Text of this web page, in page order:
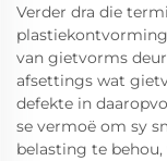
Verder dra die
van gietvorms
afsettings wat
defekte in
se vermoë om sy
belasting te